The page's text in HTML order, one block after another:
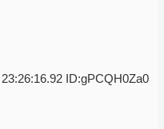
ID:gPCQH0Za0